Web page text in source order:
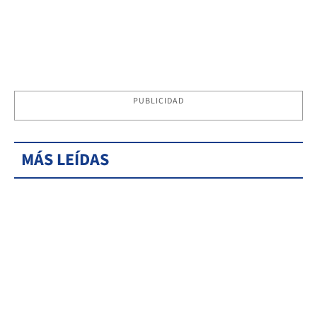
PUBLICIDAD
MÁS LEÍDAS